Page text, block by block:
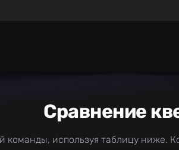
Сравнение
используя таблицу ниже.